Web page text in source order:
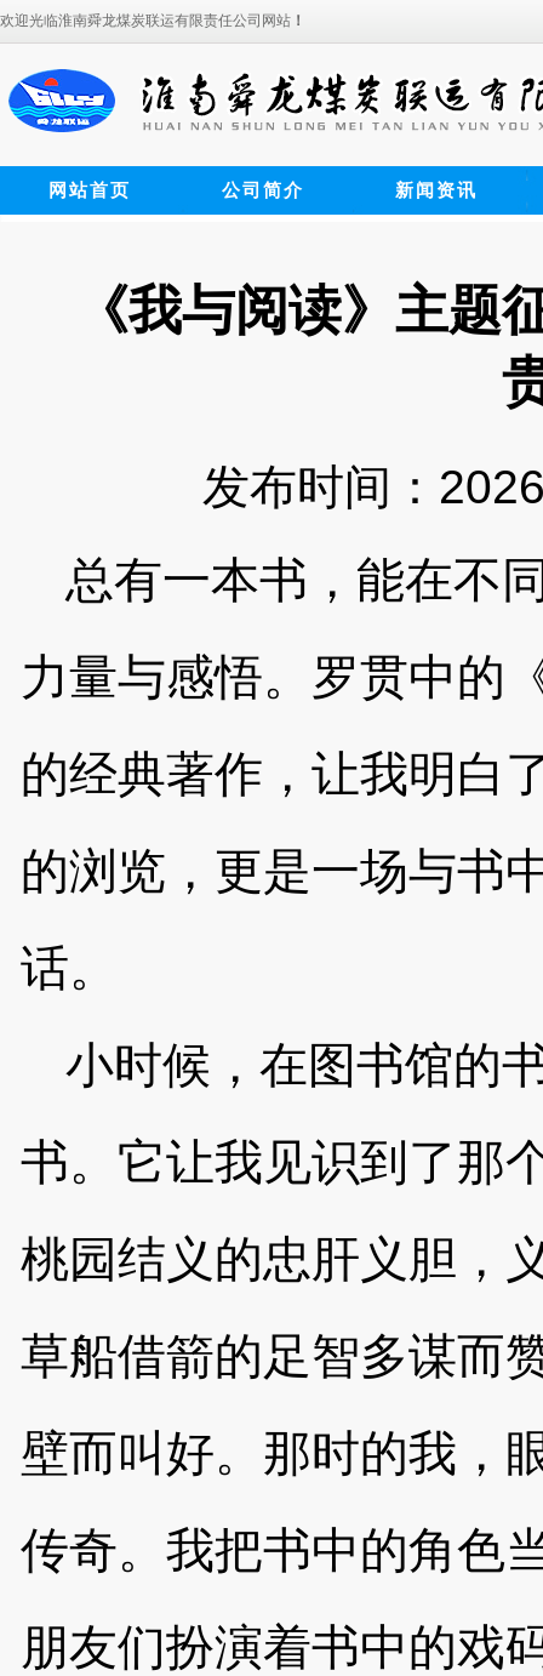
欢迎光临淮南舜龙煤炭联运有限责任公司网站 ！
网站首页 公司简介 新闻资讯
《我与阅读》主
发布时间：
总有一本书，能在不
力量与感悟。罗贯中的
的经典著作，让我明白
的浏览，更是一场与书
话。
小时候，在图书馆的
书。它让我见识到了那
桃园结义的忠肝义胆，
草船借箭的足智多谋而
壁而叫好。那时的我，
传奇。我把书中的角色
朋友们扮演着书中的戏